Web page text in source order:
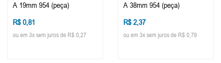
A 19mm 954 (peça)
R$ 0,81
ou em 3x sem juros de R$ 0,27
A 38mm 954 (peça)
R$ 2,37
ou em 3x sem juros de R$ 0,79